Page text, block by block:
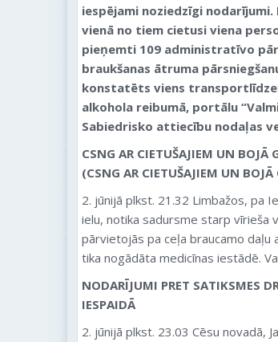
iespējami noziedzīgi
vienā no tiem cietusi viena
pieņemti 109 administratīvo
braukšanas ātruma
konstatēts viens
alkohola reibumā, portālu
Sabiedrisko attiecību nodaļas
CSNG AR CIETUŠAJIEM UN BOJĀ
(CSNG AR CIETUŠAJIEM UN BOJĀ
2. jūnijā plkst. 21.32 Limbažos, pa
ielu, notika sadursme starp vīrieša
pārvietojās pa ceļa braucamo daļu
tika nogādāta medicīnas iestādē.
NODARĪJUMI PRET SATIKSMES
IESPAIDĀ
2. jūnijā plkst. 23.03 Cēsu novadā,